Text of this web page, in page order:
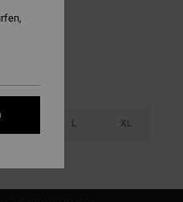
L XL